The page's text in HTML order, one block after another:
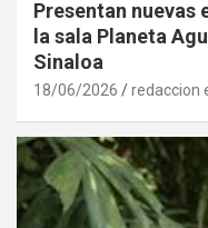
Presentan nuevas
la sala Planeta
Sinaloa
18/06/2026 redaccion